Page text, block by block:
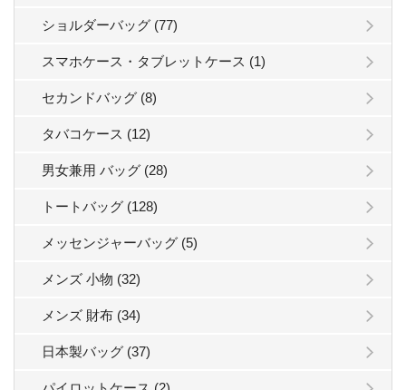
ショルダーバッグ (77)
スマホケース・タブレットケース (1)
セカンドバッグ (8)
タバコケース (12)
男女兼用 バッグ (28)
トートバッグ (128)
メッセンジャーバッグ (5)
メンズ 小物 (32)
メンズ 財布 (34)
日本製バッグ (37)